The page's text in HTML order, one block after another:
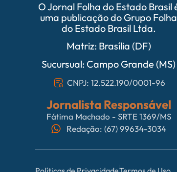
O Jornal Folha do Estado Brasil
uma publicação do Grupo Folha
do Estado Brasil Ltda.
Matriz: Brasília (DF)
Sucursual: Campo Grande (MS)
CNPJ: 12.522.190/0001-96
Jornalista Responsável
Fátima Machado - SRTE 1369/MS
Redação: (67) 99634-3034